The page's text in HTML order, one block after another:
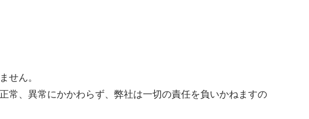
せん。
常、異常にかかわらず、弊社は一切の責任を負いかねますの